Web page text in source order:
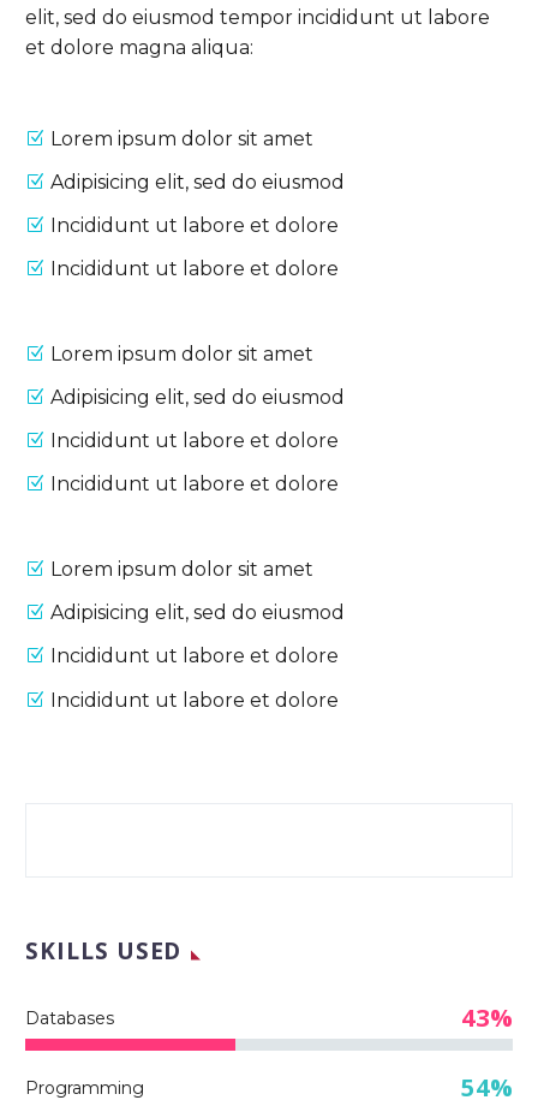
elit, sed do eiusmod tempor incididunt ut labore
et dolore magna aliqua:
Lorem ipsum dolor sit amet
Adipisicing elit, sed do eiusmod
Incididunt ut labore et dolore
Incididunt ut labore et dolore
Lorem ipsum dolor sit amet
Adipisicing elit, sed do eiusmod
Incididunt ut labore et dolore
Incididunt ut labore et dolore
Lorem ipsum dolor sit amet
Adipisicing elit, sed do eiusmod
Incididunt ut labore et dolore
Incididunt ut labore et dolore
SKILLS USED
Databases 43%
Programming 54%